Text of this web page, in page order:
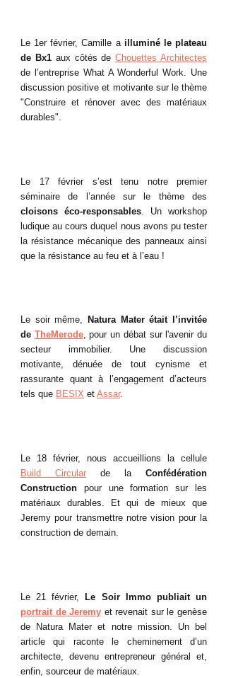
Le 1er février, Camille a illuminé le plateau
de Bx1 aux côtés de Chouettes Architectes
de l’entreprise What A Wonderful Work. Une
discussion positive et motivante sur le thème
"Construire et rénover avec des matériaux
durables".
Le 17 février s’est tenu notre premier
cloisons éco-responsables . Un workshop
ludique au cours duquel nous avons pu tester
la résistance mécanique des panneaux ainsi
que la résistance au feu et à l’eau !
Le soir même,
Natura Mater était l’invitée
de TheMerode, pour un débat sur l'avenir du
secteur immobilier. Une discussion
motivante, dénuée de tout cynisme et
rassurante quant à l’engagement d’acteurs
tels que BESIX et Assar.
Build Circular de la Confédération
Construction pour
une formation sur les
matériaux durables. Et qui de mieux que
Jeremy pour transmettre notre vision pour la
construction de demain.
Le 21 février,
portrait de Jeremy et revenait sur le genèse
de Natura Mater et notre mission. Un bel
article qui raconte le cheminement d’un
architecte, devenu entrepreneur général et,
enfin, sourceur de matériaux.